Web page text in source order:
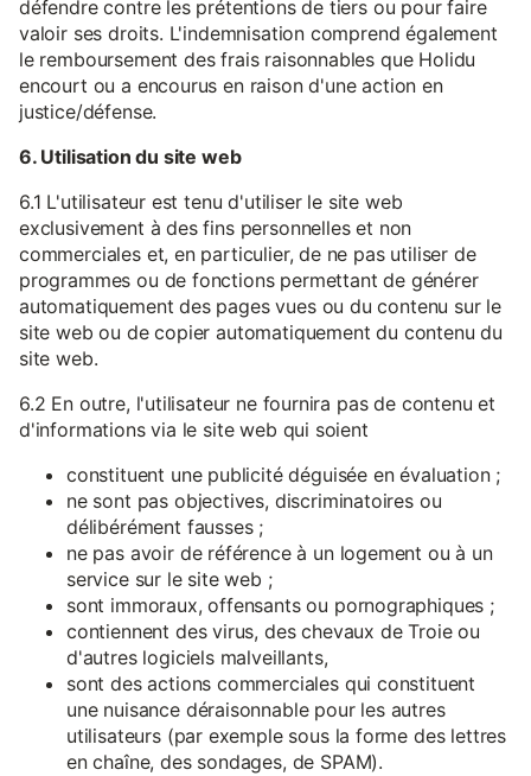
défendre contre les prétentions de tiers ou pour faire
valoir ses droits. L'indemnisation comprend également
le remboursement des frais raisonnables que Holidu
encourt ou a encourus en raison d'une action en
justice/défense.
6. Utilisation du site web
6.1 L'utilisateur est tenu d'utiliser le site web
exclusivement à des fins personnelles et non
commerciales et, en particulier, de ne pas utiliser de
programmes ou de fonctions permettant de générer
automatiquement des pages vues ou du contenu sur le
site web ou de copier automatiquement du contenu du
site web.
6.2 En outre, l'utilisateur ne fournira pas de contenu et
d'informations via le site web qui soient
constituent une publicité déguisée en évaluation ;
ne sont pas objectives, discriminatoires ou
délibérément fausses ;
ne pas avoir de référence à un logement ou à un
service sur le site web ;
sont immoraux, offensants ou pornographiques ;
contiennent des virus, des chevaux de Troie ou
d'autres logiciels malveillants,
sont des actions commerciales qui constituent
une nuisance déraisonnable pour les autres
utilisateurs (par exemple sous la forme des lettres
en chaîne, des sondages, de SPAM).